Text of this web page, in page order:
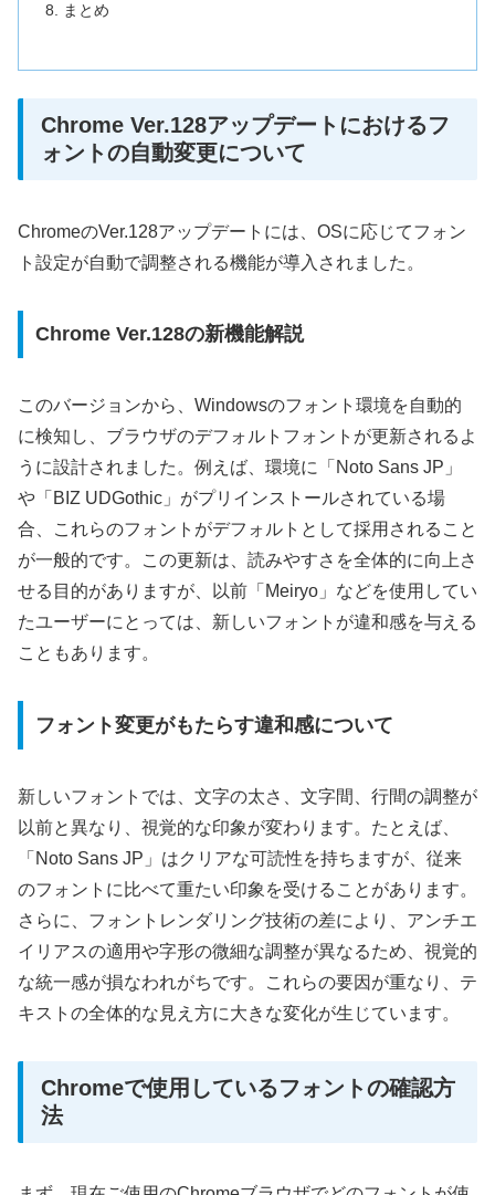
まとめ
Chrome Ver.128アップデートにおけるフ
ォントの自動変更について
ChromeのVer.128アップデートには、OSに応じてフォン
ト設定が自動で調整される機能が導入されました。
Chrome Ver.128の新機能解説
このバージョンから、Windowsのフォント環境を自動的
に検知し、ブラウザのデフォルトフォントが更新されるよ
うに設計されました。例えば、環境に「Noto Sans JP」
や「BIZ UDGothic」がプリインストールされている場
合、これらのフォントがデフォルトとして採用されること
が一般的です。この更新は、読みやすさを全体的に向上さ
せる目的がありますが、以前「Meiryo」などを使用してい
たユーザーにとっては、新しいフォントが違和感を与える
こともあります。
フォント変更がもたらす違和感について
新しいフォントでは、文字の太さ、文字間、行間の調整が
以前と異なり、視覚的な印象が変わります。たとえば、
「Noto Sans JP」はクリアな可読性を持ちますが、従来
のフォントに比べて重たい印象を受けることがあります。
さらに、フォントレンダリング技術の差により、アンチエ
イリアスの適用や字形の微細な調整が異なるため、視覚的
な統一感が損なわれがちです。これらの要因が重なり、テ
キストの全体的な見え方に大きな変化が生じています。
Chromeで使用しているフォントの確認方
法